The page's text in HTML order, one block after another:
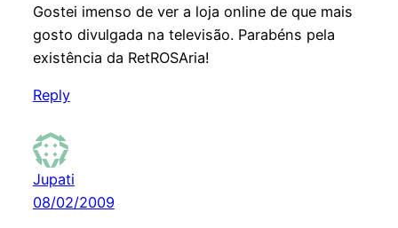
Gostei imenso de ver a loja online de que mais
gosto divulgada na televisão. Parabéns pela
existência da RetROSAria!
Reply
Jupati
08/02/2009